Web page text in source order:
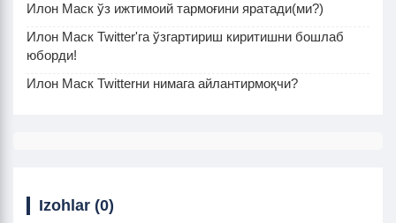
Илон Маск ўз ижтимоий тармоғини яратади(ми?)
Илон Маск Twitter'га ўзгартириш киритишни бошлаб
юборди!
Илон Маск Twitterни нимага айлантирмоқчи?
Izohlar (0)